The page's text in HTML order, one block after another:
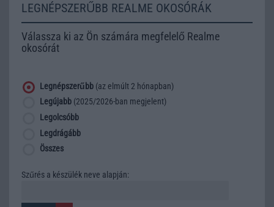
LEGNÉPSZERŰBB REALME OKOSÓRÁK
Válassza ki az Ön számára megfelelő Realme
okosórát
Legnépszerűbb (az elmúlt 2 hónapban)
Legújabb (2025/2026-ban megjelent)
Legolcsóbb
Legdrágább
Összes
Szűrés a készülék neve alapján: